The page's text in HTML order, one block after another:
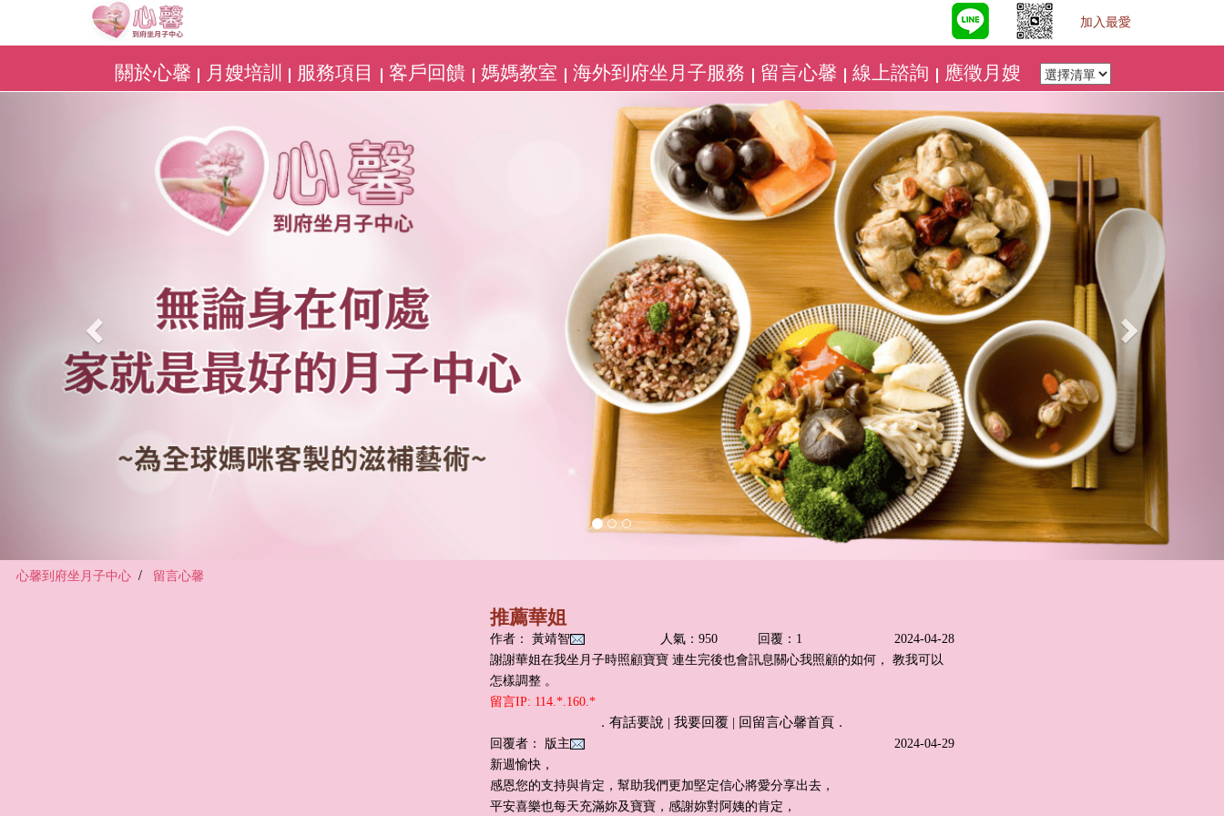
加入最愛
關於心馨 月嫂培訓 服務項目 客戶回饋 媽媽教室 海外到府坐月子服務 留言心馨 線上諮詢 應徵月嫂
心馨到府坐月子中心 留言心馨
推薦華姐
作者： 黃靖智 人氣：950 回覆：1
2024-04-28
謝謝華姐在我坐月子時照顧寶寶 連生完後也會訊息關心我照顧的如何， 教我可以
怎樣調整 。
留言IP: 114.*.160.*
．有話要說 |我要回覆 | 回留言心馨首頁 ．
回覆者： 版主
2024-04-29
新週愉快，
感恩您的支持與肯定，幫助我們更加堅定信心將愛分享出去，
平安喜樂也每天充滿妳及寶寶，感謝妳對阿姨的肯定，